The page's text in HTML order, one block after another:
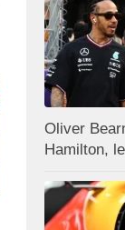
Oliver
Hamilton,